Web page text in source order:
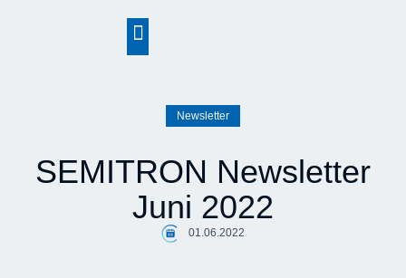
Newsletter
SEMITRON Newsletter
Juni 2022
01.06.2022